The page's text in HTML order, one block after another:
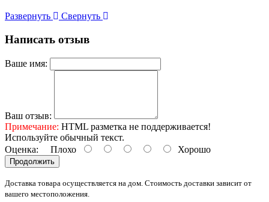
Развернуть Свернуть
Написать отзыв
Ваше имя:
Ваш отзыв:
Примечание: HTML разметка не поддерживается!
Используйте обычный текст.
Оценка: Плохо Хорошо
Продолжить
Доставка товара осуществляется на дом. Стоимость доставки зависит от
вашего местоположения.